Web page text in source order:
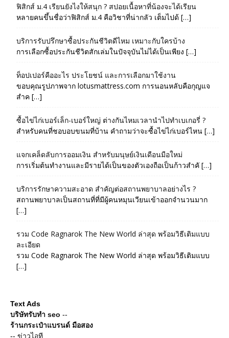
ฟิสิกส์ ม.4 เรียนยังไงให้สนุก ? สปอยเนื้อหาที่น้องจะได้เรียน
หลายคนขึ้นชื่อว่าฟิสิกส์ ม.4 คือวิชาที่น่ากลัว เต็มไปด้ […]
บริการรับปรึกษาซื้อประกันชีวิตดีไหม เหมาะกับใครบ้าง
การเลือกซื้อประกันชีวิตสักเล่มในปัจจุบันไม่ได้เป็นเพียง […]
ท็อปเปอร์คืออะไร ประโยชน์ และการเลือกมาใช้งาน
ขอบคุณรูปภาพจาก lotusmattress.com การนอนหลับคือกุญแจ
สำค […]
ซื้อไข่ไก่เบอร์เล็ก-เบอร์ใหญ่ ต่างกันไหมเวลานำไปทำเบเกอรี่ ?
สำหรับคนที่ชอบอบขนมที่บ้าน คำถามว่าจะซื้อไข่ไก่เบอร์ไหน […]
แจกเคล็ดลับการออมเงิน สำหรับมนุษย์เงินเดือนมือใหม่
การเริ่มต้นทำงานและมีรายได้เป็นของตัวเองถือเป็นก้าวสำคั […]
บริการรักษาความสะอาด สำคัญต่อสถานพยาบาลอย่างไร ?
สถานพยาบาลเป็นสถานที่ที่มีผู้คนหมุนเวียนเข้าออกจำนวนมาก
[…]
รวม Code Ragnarok The New World ล่าสุด พร้อมวิธีเติมแบบ
ละเอียด
รวม Code Ragnarok The New World ล่าสุด พร้อมวิธีเติมแบบ
[…]
Text Ads
บริษัทรับทำ seo --
ร้านกระเป๋าแบรนด์ มือสอง
-- ข่าวไอที